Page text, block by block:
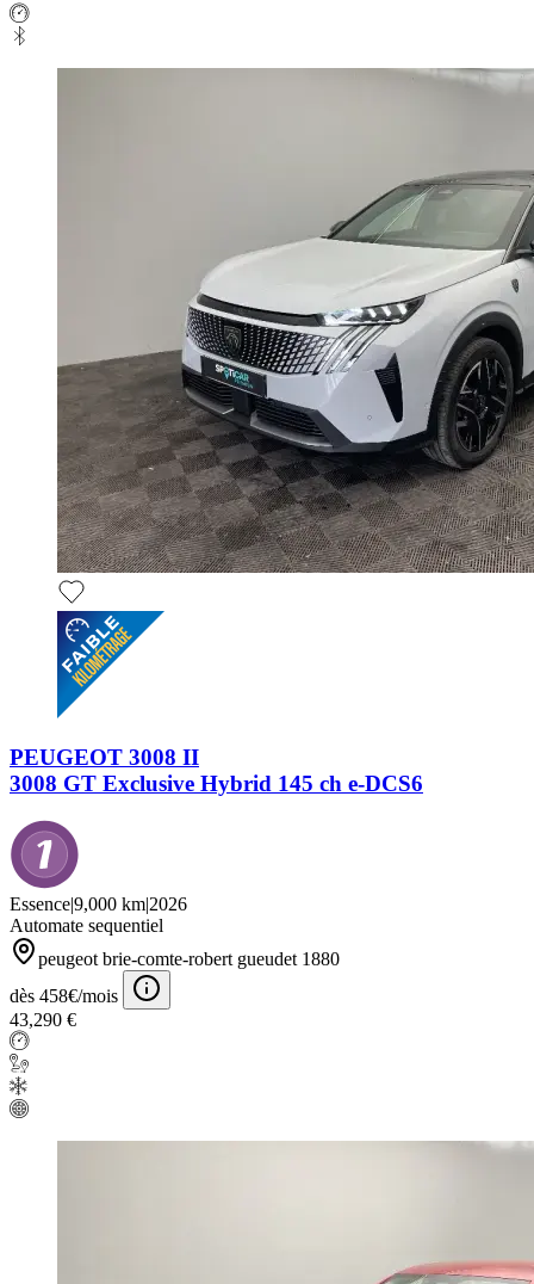
PEUGEOT 3008 II
3008 GT Exclusive Hybrid 145 ch e-DCS6
Essence|9,000 km|2026
Automate sequentiel
peugeot brie-comte-robert gueudet 1880
dès 458€/mois
43,290 €